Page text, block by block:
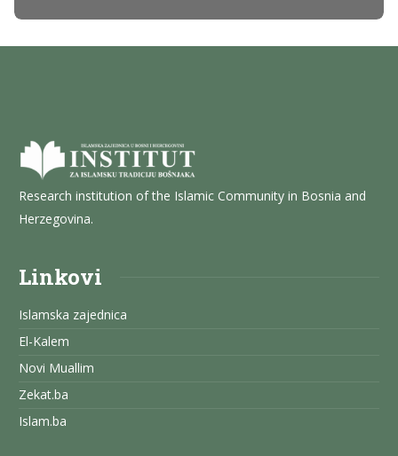
Research institution of the Islamic Community in Bosnia and
Herzegovina.
Linkovi
Islamska zajednica
El-Kalem
Novi Muallim
Zekat.ba
Islam.ba